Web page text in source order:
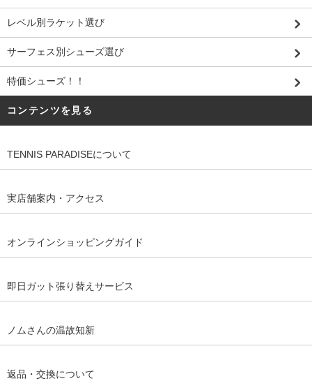
レベル別ラケット選び
サーフェス別シューズ選び
特価シューズ！！
コンテンツを見る
TENNIS PARADISEについて
実店舗案内・アクセス
オンラインショッピングガイド
即日ガット張り替えサービス
ノムさんの温故知新
返品・交換について